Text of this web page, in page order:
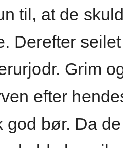
til, at de
Derefter
Grim
efter
god bør. Da